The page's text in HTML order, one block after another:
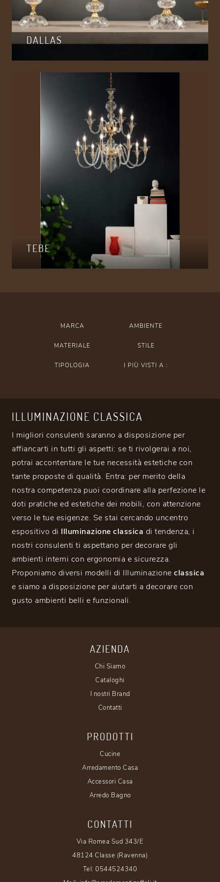
DALLAS
TEBE
MARCA AMBIENTE
MATERIALE STILE
TIPOLOGIA I PIÙ VISTI A :
ILLUMINAZIONE CLASSICA
I migliori consulenti saranno a disposizione per
affiancarti in tutti gli aspetti: se ti rivolgerai a noi,
potrai accontentare le tue necessità estetiche con
tante proposte di qualità. Entra: per merito della
nostra competenza puoi coordinare alla perfezione le
doti pratiche ed estetiche dei mobili, con attenzione
verso le tue esigenze. Se stai cercando uncentro
espositivo di Illuminazione classica di tendenza, i
nostri consulenti ti aspettano per decorare gli
ambienti interni con ergonomia e sicurezza.
Proponiamo diversi modelli di Illuminazione classica
e siamo a disposizione per aiutarti a decorare con
gusto ambienti belli e funzionali.
AZIENDA
Chi Siamo
Cataloghi
I nostri Brand
Contatti
PRODOTTI
Cucine
Arredamento Casa
Accessori Casa
Arredo Bagno
CONTATTI
Via Romea Sud 343/E
48124 Classe (Ravenna)
Tel:0544524340